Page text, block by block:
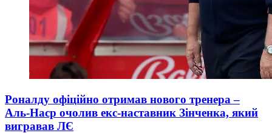
Роналду офіційно отримав нового тренера –
Аль-Наср очолив екс-наставник Зінченка, який
вигравав ЛЄ